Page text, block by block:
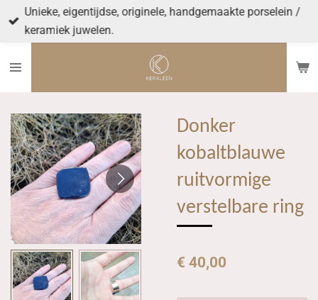
Ga
direct
de
Unieke, eigentijdse, originele, handgemaakte porselein /
keramiek juwelen.
Donker
kobaltblauwe
ruitvormige
verstelbare ring
€ 40,00